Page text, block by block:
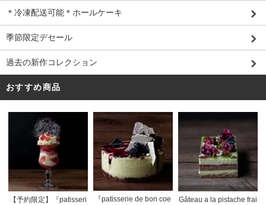
＊冷凍配送可能＊ホールケーキ
季節限定デセール
過去の新作コレクション
おすすめ商品
【予約限定】『patisseri
『patisserie de bon coe
Gâteau a la pistache frai